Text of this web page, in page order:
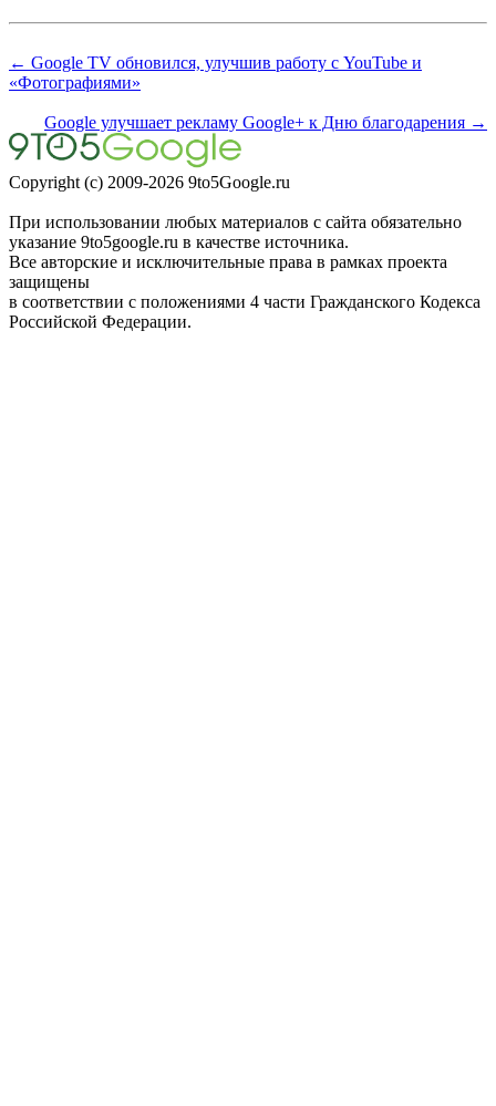
← Google TV обновился, улучшив работу с YouTube и
«Фотографиями»
Google улучшает рекламу Google+ к Дню благодарения →
Copyright (c) 2009-2026 9to5Google.ru
При использовании любых материалов с сайта обязательно
указание 9to5google.ru в качестве источника.
Все авторские и исключительные права в рамках проекта
защищены
в соответствии с положениями 4 части Гражданского Кодекса
Российской Федерации.